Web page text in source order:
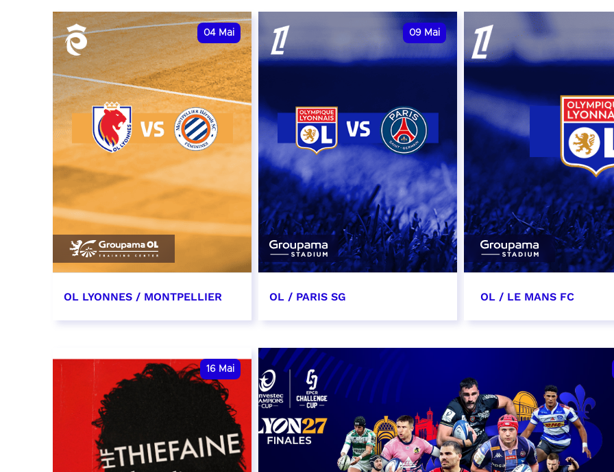
04 Mai
OL LYONNES / MONTPELLIER
09 Mai
OL / PARIS SG
date et heure à confirmer
RÉSERVER
OL / LE MANS FC
date et heure à
RÉSERVER
16 Mai